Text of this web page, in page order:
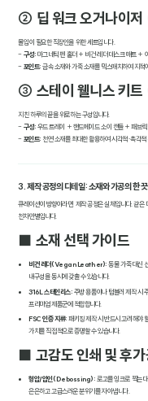
② 딥 워크 오거나이
몰입이 필요한 직장인을 위한 세트입니다.
- 구성: 마그네틱 펜 홀더 + 비건 레더 데스크 매트 +
- 포인트: 금속 소재와 가죽 소재를 믹스매치하여 지적
③ 스테이 웰니스 키
지친 하루의 끝을 위로하는 구성입니다.
- 구성: 우드 트레이 + 핸드메이드 소이 캔들 + 패브릭
- 포인트: 천연 소재를 최대한 활용하여 시각적·촉각
3. 제작 공정의 디테일: 소재와 가공의 한
큐레이션이 방향이라면, 제작 공정은 실체입니다. 같
천차만별입니다.
■ 소재 선택 가이드
비건 레더(Vegan Leather): 동물 가죽 대신
내구성을 동시에 갖출 수 있습니다.
316L 스테인리스: 주방 용품이나 텀블러 제작 시
프리미엄 제품군에 적합합니다.
FSC 인증 지류: 패키징 제작 시 반드시 고려해야
가치를 직접적으로 증명할 수 있습니다.
■ 고감도 인쇄 및 후
형압/압인(Debossing): 로고를 잉크로 찍는
은은하고 고급스러운 분위기를 자아냅니다.